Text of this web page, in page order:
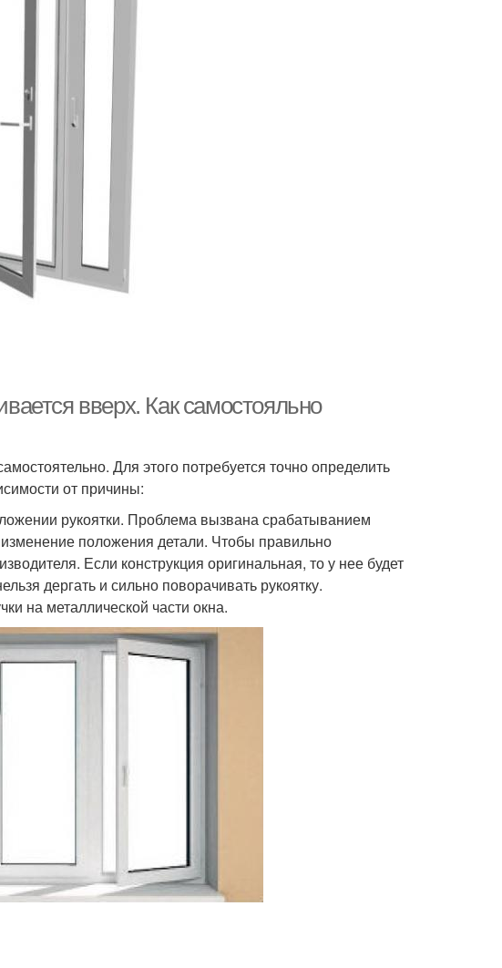
вверх. Как самостояльно
Для этого потребуется точно определить
от причины:
рукоятки. Проблема вызвана срабатыванием
положения детали. Чтобы правильно
Если конструкция оригинальная, то у нее будет
дергать и сильно поворачивать рукоятку.
на металлической части окна.